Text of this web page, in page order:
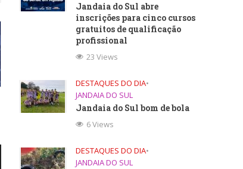
Jandaia do Sul abre
inscrições para cinco cursos
gratuitos de qualificação
profissional
23 Views
DESTAQUES DO DIA•
JANDAIA DO SUL
Jandaia do Sul bom de bola
6 Views
DESTAQUES DO DIA•
JANDAIA DO SUL